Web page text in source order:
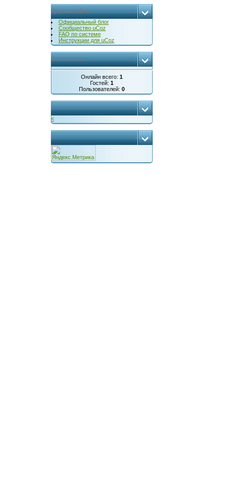
Друзья сайта
Официальный блог
Сообщество uCoz
FAQ по системе
Инструкции для uCoz
Статистика
Онлайн всего: 1
Гостей: 1
Пользователей: 0
...
<
...